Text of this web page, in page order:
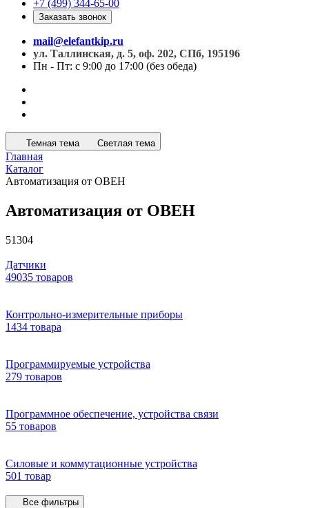
+7 (499) 344-65-00
Заказать звонок
mail@elefantkip.ru
ул. Таллинская, д. 5, оф. 202, СПб, 195196
Пн - Пт: с 9:00 до 17:00 (без обеда)
Темная тема Светлая тема
Главная
Каталог
Автоматизация от ОВЕН
Автоматизация от ОВЕН
51304
Датчики
49035 товаров
Контрольно-измерительные приборы
1434 товара
Программируемые устройства
279 товаров
Программное обеспечение, устройства связи
55 товаров
Силовые и коммутационные устройства
501 товар
Все фильтры